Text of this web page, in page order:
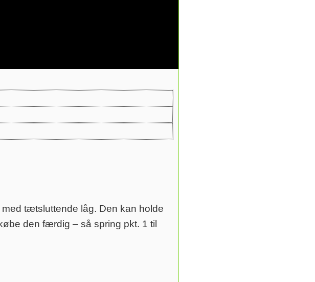
tætsluttende låg. Den kan holde
den færdig – så spring pkt. 1 til